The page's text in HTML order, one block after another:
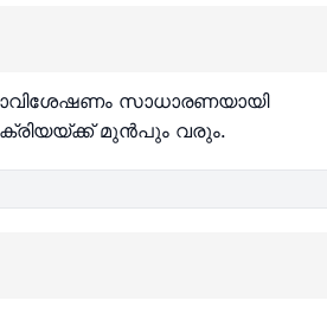
സാധാരണയായി
മുൻപും വരും.